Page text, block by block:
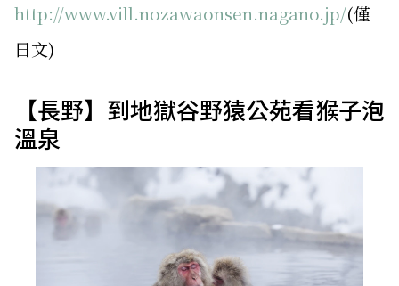
http://www.vill.nozawaonsen.nagano.jp/(僅
日文)
【長野】到地獄谷野猿公苑看猴子泡
溫泉